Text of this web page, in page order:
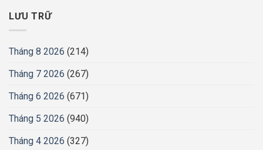
LƯU TRỮ
Tháng 8 2026 (214)
Tháng 7 2026 (267)
Tháng 6 2026 (671)
Tháng 5 2026 (940)
Tháng 4 2026 (327)